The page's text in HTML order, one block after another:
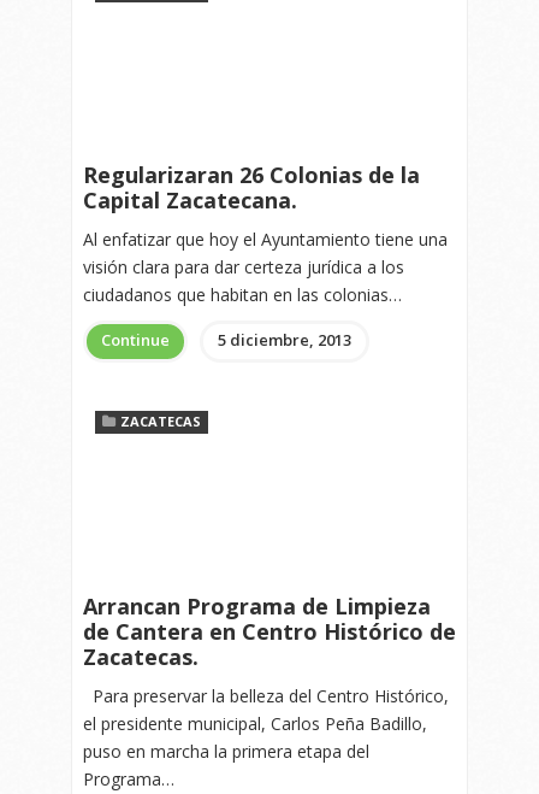
Regularizaran 26 Colonias de la
Capital Zacatecana.
Al enfatizar que hoy el Ayuntamiento tiene una
visión clara para dar certeza jurídica a los
ciudadanos que habitan en las colonias…
Continue 5 diciembre, 2013
ZACATECAS
Arrancan Programa de Limpieza
de Cantera en Centro Histórico de
Zacatecas.
Para preservar la belleza del Centro Histórico,
el presidente municipal, Carlos Peña Badillo,
puso en marcha la primera etapa del
Programa…